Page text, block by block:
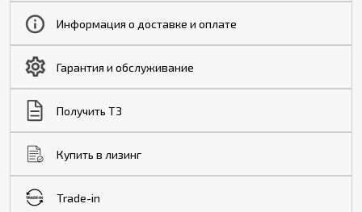
Информация о доставке и оплате
Гарантия и обслуживание
Получить ТЗ
Купить в лизинг
Trade-in